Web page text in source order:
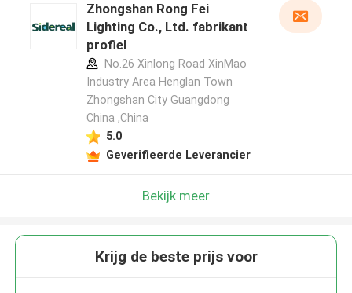
Zhongshan Rong Fei
Lighting Co., Ltd. fabrikant
profiel
No.26 Xinlong Road XinMao
Industry Area Henglan Town
Zhongshan City Guangdong
China ,China
5.0
Geverifieerde Leverancier
Bekijk meer
Krijg de beste prijs voor